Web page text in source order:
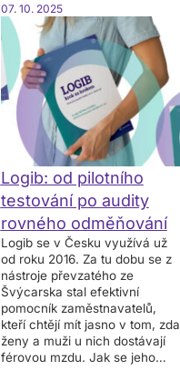
07. 10. 2025
Logib: od pilotního
testování po audity
rovného odměňování
Logib se v Česku využívá už
od roku 2016. Za tu dobu se z
nástroje převzatého ze
Švýcarska stal efektivní
pomocník zaměstnavatelů,
kteří chtějí mít jasno v tom, zda
ženy a muži u nich dostávají
férovou mzdu. Jak se jeho